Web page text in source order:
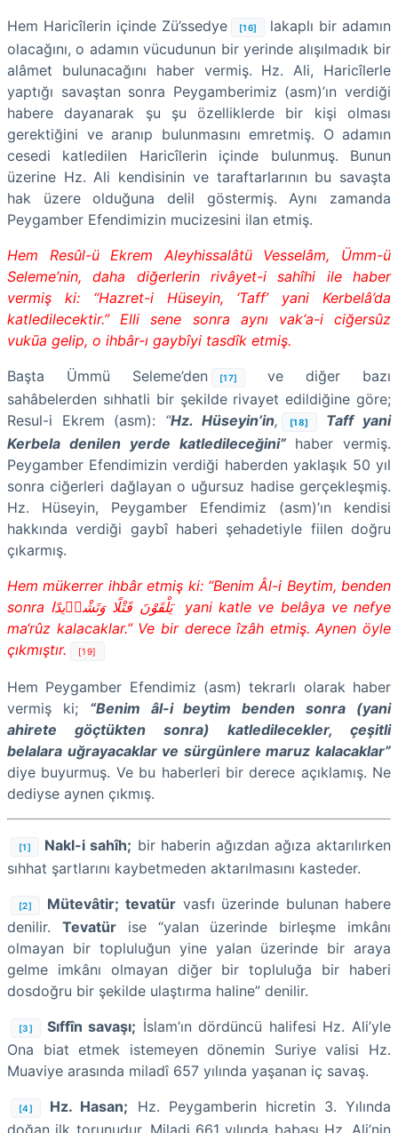
Hem Haricîlerin içinde Zü’ssedye
[16]
lakaplı bir adamın
olacağını, o adamın vücudunun bir yerinde alışılmadık bir
alâmet bulunacağını haber vermiş. Hz. Ali, Haricîlerle
yaptığı savaştan sonra Peygamberimiz (asm)’ın verdiği
habere dayanarak şu şu özelliklerde bir kişi olması
gerektiğini ve aranıp bulunmasını emretmiş. O adamın
cesedi katledilen Haricîlerin içinde bulunmuş. Bunun
üzerine Hz. Ali kendisinin ve taraftarlarının bu savaşta
hak üzere olduğuna delil göstermiş. Aynı zamanda
Peygamber Efendimizin mucizesini ilan etmiş.
Hem Resûl-ü Ekrem Aleyhissalâtü Vesselâm, Ümm-ü
Seleme’nin, daha diğerlerin rivâyet-i sahîhi ile haber
vermiş ki: “Hazret-i Hüseyin, ‘Taff’ yani Kerbelâ’da
katledilecektir.” Elli sene sonra aynı vak‘a-i ciğersûz
vukūa gelip, o ihbâr-ı gaybîyi tasdîk etmiş.
Başta Ümmü Seleme’den
[17]
ve diğer bazı
sahâbelerden sıhhatli bir şekilde rivayet edildiğine göre;
Resul-i Ekrem (asm): “Hz. Hüseyin’in, [18]
Taff yani
Kerbela denilen yerde katledileceğini” haber vermiş.
Peygamber Efendimizin verdiği haberden yaklaşık 50 yıl
sonra ciğerleri dağlayan o uğursuz hadise gerçekleşmiş.
Hz. Hüseyin, Peygamber Efendimiz (asm)’ın kendisi
hakkında verdiği gaybî haberi şehadetiyle fiilen doğru
çıkarmış.
Hem mükerrer ihbâr etmiş ki: “Benim Âl-i Beytim, benden
sonra يَلْقَوْنَ قَتْلًا وَتَشْر۪يدًا yani katle ve belâya ve nefye
ma‘rûz kalacaklar.” Ve bir derece îzâh etmiş. Aynen öyle
çıkmıştır.
[19]
Hem Peygamber Efendimiz (asm) tekrarlı olarak haber
vermiş ki; “Benim âl-i beytim benden sonra (yani
ahirete göçtükten sonra) katledilecekler, çeşitli
belalara uğrayacaklar ve sürgünlere maruz kalacaklar”
diye buyurmuş. Ve bu haberleri bir derece açıklamış. Ne
dediyse aynen çıkmış.
[1] Nakl-i sahîh; bir haberin ağızdan ağıza aktarılırken
sıhhat şartlarını kaybetmeden aktarılmasını kasteder.
[2] Mütevâtir; tevatür vasfı üzerinde bulunan habere
denilir. Tevatürise “yalan üzerinde birleşme imkânı
olmayan bir topluluğun yine yalan üzerinde bir araya
gelme imkânı olmayan diğer bir topluluğa bir haberi
dosdoğru bir şekilde ulaştırma haline” denilir.
[3] Sıffîn savaşı; İslam’ın dördüncü halifesi Hz. Ali’yle
Ona biat etmek istemeyen dönemin Suriye valisi Hz.
Muaviye arasında miladî 657 yılında yaşanan iç savaş.
[4] Hz. Hasan;
Hz. Peygamberin hicretin 3. Yılında
doğan ilk torunudur. Miladi 661 yılında babası Hz. Ali’nin